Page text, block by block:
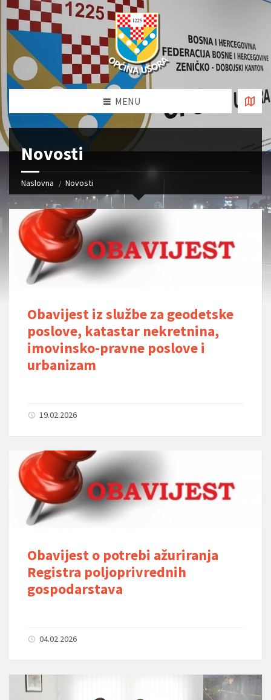
MENU
Novosti
Naslovna Novosti
Obavijest iz službe za geodetske
poslove, katastar nekretnina,
imovinsko-pravne poslove i
urbanizam
19.02.2026
Obavijest o potrebi ažuriranja
Registra poljoprivrednih
gospodarstava
04.02.2026